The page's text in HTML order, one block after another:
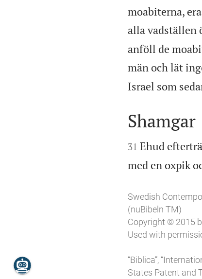
moabiterna,
alla vadställen
anföll de
män och lät
Israel som

Shamgar

31 Ehud
med en oxpik
Swedish
(nuBibeln TM)
Copyright © 2015
Used with
“Biblica”,
States Patent and